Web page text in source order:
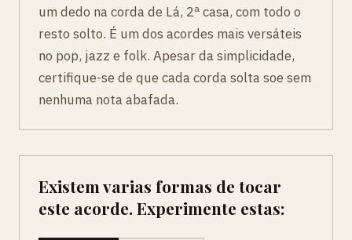
um dedo na corda de Lá, 2ª casa, com todo o
resto solto. É um dos acordes mais versáteis
no pop, jazz e folk. Apesar da simplicidade,
certifique-se de que cada corda solta soe sem
nenhuma nota abafada.
Existem varias formas de tocar
este acorde. Experimente estas: